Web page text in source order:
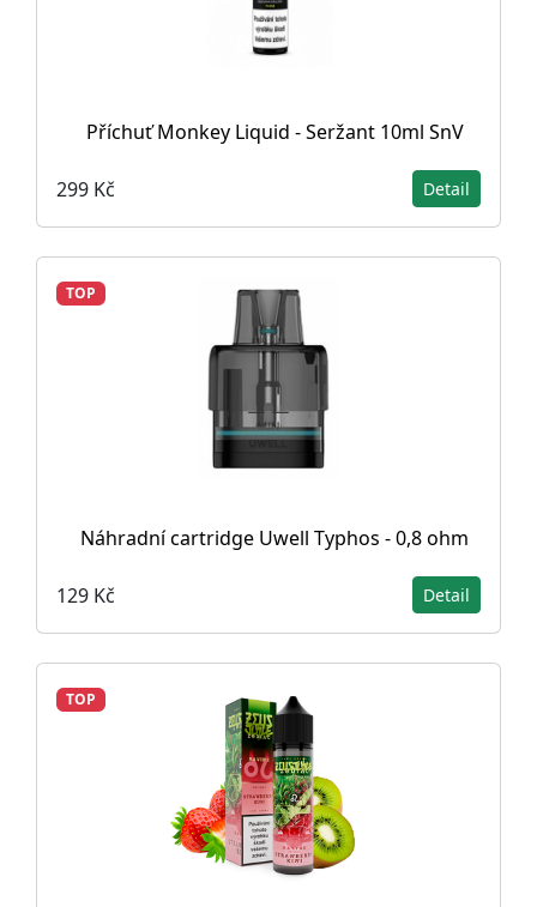
Příchuť Monkey Liquid - Seržant 10ml SnV
299 Kč Detail
TOP
Náhradní cartridge Uwell Typhos - 0,8 ohm
129 Kč Detail
TOP